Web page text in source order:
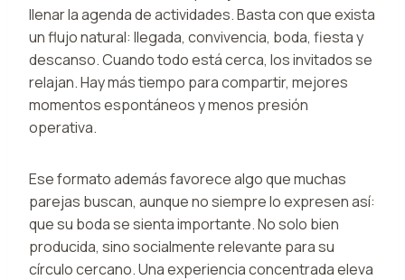
llenar la agenda de actividades. Basta con que exista
un flujo natural: llegada, convivencia, boda, fiesta y
descanso. Cuando todo está cerca, los invitados se
relajan. Hay más tiempo para compartir, mejores
momentos espontáneos y menos presión
operativa.
Ese formato además favorece algo que muchas
parejas buscan, aunque no siempre lo expresen así:
que su boda se sienta importante. No solo bien
producida, sino socialmente relevante para su
círculo cercano. Una experiencia concentrada eleva